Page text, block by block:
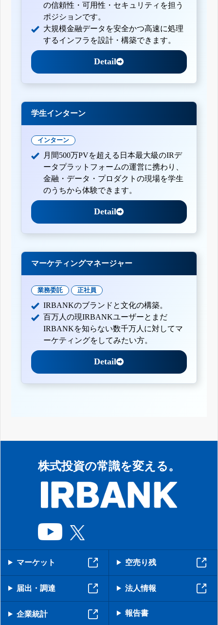
の信頼性・可用性・セキュリティを担う
ポジションです。
大規模金融データを安全かつ高速に処理
するインフラを設計・構築できます。
Detail
学生インターン
インターン
月間500万PVを超える日本最大級のIRデ
ータプラットフォームの運営に携わり、
金融・データ・プロダクトの現場を学生
のうちから体験できます。
Detail
マーケティングマネージャー
業務委託 正社員
IRBANKのブランドと文化の構築。
百万人の現IRBANKユーザーとまだ
IRBANKを知らない数千万人に対してマ
ーケティングをしてみたい方。
Detail
株式投資の常識を変える。
マーケット 空売り残
届出・調達 法人情報
企業統計 報告書